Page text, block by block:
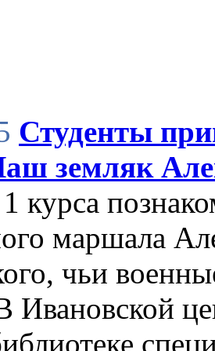
Студенты
земляк
курса
маршала
чьи
Ивановской